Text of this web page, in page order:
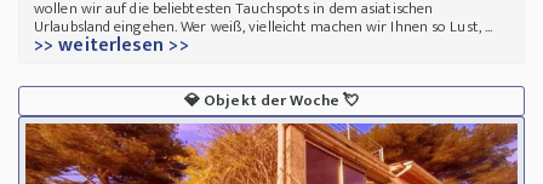
wollen wir auf die beliebtesten Tauchspots in dem asiatischen
Urlaubsland eingehen. Wer weiß, vielleicht machen wir Ihnen so Lust, ...
>> weiterlesen >>
💎Objekt der Woche💘